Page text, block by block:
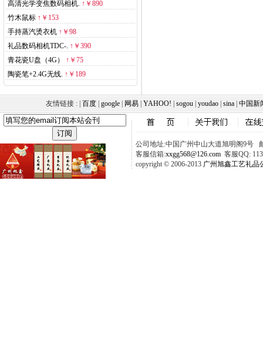
高清光学变焦数码相机. ↑ ￥890
竹木鼠标 ↑ ￥153
手持蒸汽烫衣机 ↑ ￥98
礼品数码相机TDC-. ↑ ￥390
青花瓷U盘（4G）
↑ ￥75
陶瓷笔+2.4G无线. ↑ ￥189
友情链接 : |百度 |google 网易 |YAHOO! |sogou |youdao |sina |中国新
公司地址:中国广州中山大道旭明阁9号
客服信箱:xxgg568@126.com 客服QQ:
copyright © 2006-2013 广州旭鑫工艺礼品